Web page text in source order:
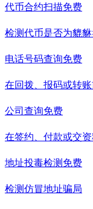
代币合约扫描免费
检测代币是否为貔
电话号码查询免费
在回拨、报码或转
公司查询免费
在签约、付款或交
地址投毒检测 免费
检测仿冒地址骗局